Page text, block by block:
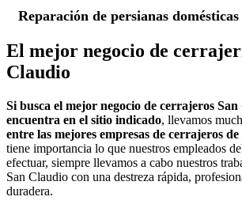
Reparación de persianas
El mejor negocio de
Claudio
Si busca el mejor negocio de cerrajeros San
encuentra en el sitio indicado, llevamos
entre las mejores empresas de cerrajeros
tiene importancia lo que nuestros empleados
efectuar, siempre llevamos a cabo nuestros
San Claudio con una destreza rápida,
duradera.